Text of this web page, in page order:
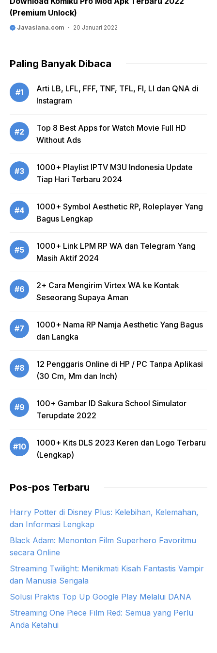
(Premium Unlock)
Javasiana.com 20 Januari 2022
Paling Banyak Dibaca
#1
Arti LB, LFL, FFF, TNF, TFL, FI, LI dan QNA di
Instagram
#2
Top 8 Best Apps for Watch Movie Full HD
Without Ads
#3
1000+ Playlist IPTV M3U Indonesia Update
Tiap Hari Terbaru 2024
#4
1000+ Symbol Aesthetic RP, Roleplayer Yang
Bagus Lengkap
#5
1000+ Link LPM RP WA dan Telegram Yang
Masih Aktif 2024
#6
2+ Cara Mengirim Virtex WA ke Kontak
Seseorang Supaya Aman
#7
1000+ Nama RP Namja Aesthetic Yang Bagus
dan Langka
#8
12 Penggaris Online di HP / PC Tanpa Aplikasi
(30 Cm, Mm dan Inch)
#9
100+ Gambar ID Sakura School Simulator
Terupdate 2022
#10
1000+ Kits DLS 2023 Keren dan Logo Terbaru
(Lengkap)
Pos-pos Terbaru
Harry Potter di Disney Plus: Kelebihan, Kelemahan,
dan Informasi Lengkap
Black Adam: Menonton Film Superhero Favoritmu
secara Online
Streaming Twilight: Menikmati Kisah Fantastis Vampir
dan Manusia Serigala
Solusi Praktis Top Up Google Play Melalui DANA
Streaming One Piece Film Red: Semua yang Perlu
Anda Ketahui